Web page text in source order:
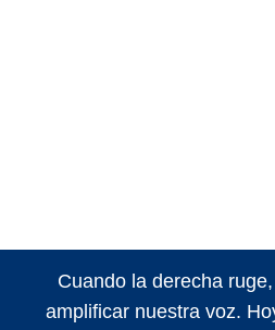
Cuando la derecha
amplificar nuestra voz.